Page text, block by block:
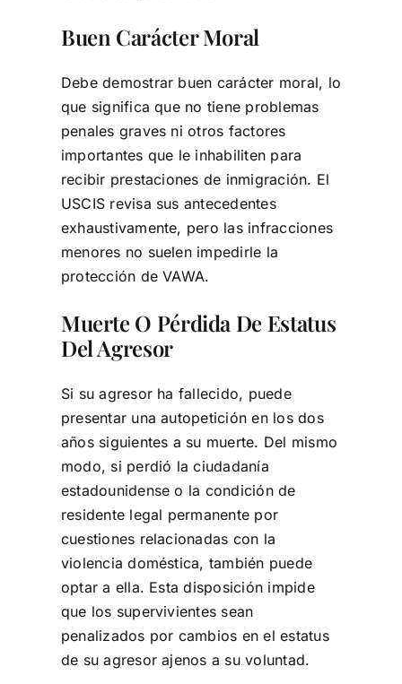
Buen Carácter Moral
Debe demostrar buen carácter moral, lo
que significa que no tiene problemas
penales graves ni otros factores
importantes que le inhabiliten para
recibir prestaciones de inmigración. El
USCIS revisa sus antecedentes
exhaustivamente, pero las infracciones
menores no suelen impedirle la
protección de VAWA.
Muerte O Pérdida De Estatus
Del Agresor
Si su agresor ha fallecido, puede
presentar una autopetición en los dos
años siguientes a su muerte. Del mismo
modo, si perdió la ciudadanía
estadounidense o la condición de
residente legal permanente por
cuestiones relacionadas con la
violencia doméstica, también puede
optar a ella. Esta disposición impide
que los supervivientes sean
penalizados por cambios en el estatus
de su agresor ajenos a su voluntad.